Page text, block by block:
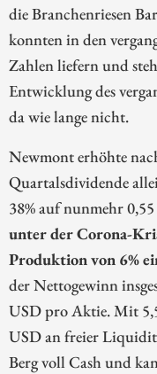
die Branchenriesen
konnten in den
Zahlen liefern und
Entwicklung des
da wie lange nicht.
Newmont erhöhte
Quartalsdividende
38% auf nunmehr
unter der Corona-
Produktion von 6%
der Nettogewinn
USD pro Aktie. Mit
USD an freier
Berg voll Cash und